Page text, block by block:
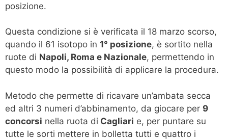
posizione.
Questa condizione si è verificata il 18 marzo scorso,
quando il 61 isotopo in 1° posizione, è sortito nella
ruote di Napoli, Roma e Nazionale, permettendo in
questo modo la possibilità di applicare la procedura.
Metodo che permette di ricavare un’ambata secca
ed altri 3 numeri d’abbinamento, da giocare per 9
concorsi nella ruota di Cagliari e, per puntare su
tutte le sorti mettere in bolletta tutti e quattro i